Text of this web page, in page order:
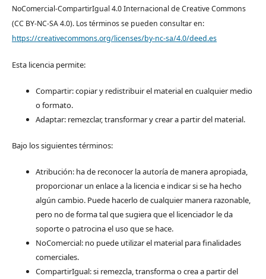
NoComercial-CompartirIgual 4.0 Internacional de Creative Commons
(CC BY-NC-SA 4.0). Los términos se pueden consultar en:
https://creativecommons.org/licenses/by-nc-sa/4.0/deed.es
Esta licencia permite:
Compartir: copiar y redistribuir el material en cualquier medio
o formato.
Adaptar: remezclar, transformar y crear a partir del material.
Bajo los siguientes términos:
Atribución: ha de reconocer la autoría de manera apropiada,
proporcionar un enlace a la licencia e indicar si se ha hecho
algún cambio. Puede hacerlo de cualquier manera razonable,
pero no de forma tal que sugiera que el licenciador le da
soporte o patrocina el uso que se hace.
NoComercial: no puede utilizar el material para finalidades
comerciales.
CompartirIgual: si remezcla, transforma o crea a partir del